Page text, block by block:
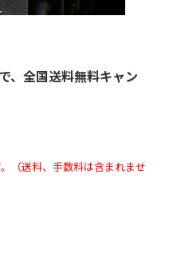
、全国送料無料キャン
（送料、手数料は含まれませ